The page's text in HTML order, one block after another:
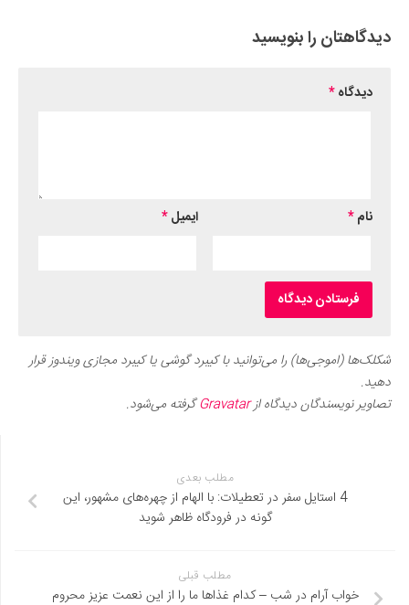
دیدگاهتان را بنویسید
دیدگاه*
نام* ایمیل*
شکلک‌ها (اموجی‌ها) را می‌توانید با کیبرد گوشی یا کیبرد مجازی ویندوز قرار
دهید.
تصاویر نویسندگان دیدگاه ازGravatarگرفته می‌شود.
مطلب بعدی
4 استایل سفر در تعطیلات: با الهام از چهره‌های مشهور، این
گونه در فرودگاه ظاهر شوید
مطلب قبلی
خواب آرام در شب – کدام غذاها ما را از این نعمت عزیز محروم